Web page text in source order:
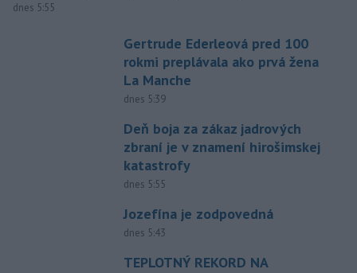
dnes 5:55
Gertrude Ederleová pred 100
rokmi preplávala ako prvá žena
La Manche
dnes 5:39
Deň boja za zákaz jadrových
zbraní je v znamení hirošimskej
katastrofy
dnes 5:55
Jozefína je zodpovedná
dnes 5:43
TEPLOTNÝ REKORD NA